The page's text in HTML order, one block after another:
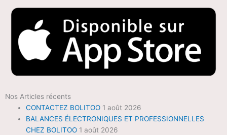
Nos Articles récents
CONTACTEZ BOLITOO 1 août 2026
BALANCES ÉLECTRONIQUES ET PROFESSIONNELLES
CHEZ BOLITOO 1 août 2026